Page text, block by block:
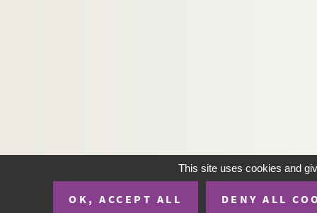
This site uses cookies and
OK, ACCEPT ALL DENY ALL